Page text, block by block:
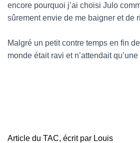
encore pourquoi j’ai choisi Julo
sûrement envie de me baigner et de
Malgré un petit contre temps en fin
monde était ravi et n’attendait
Article du TAC, écrit par Louis